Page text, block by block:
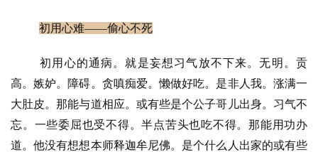
初用心难——偷心不死
初用心的通病。就是妄想习气放不下来。无明。贡
高。嫉妒。障碍。贪嗔痴爱。懒做好吃。是非人我。涨满一
大肚皮。那能与道相应。或有些是个公子哥儿出身。习气不
忘。一些委屈也受不得。半点苦头也吃不得。那能用功办
道。他没有想想本师释迦牟尼佛。是个什么人出家的或有些